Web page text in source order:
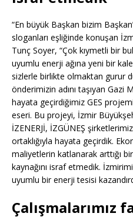
“En büyük Başkan bizim
sloganları eşliğinde konuşan
Tunç Soyer, “Çok kıymetli bir
uyumlu enerji ağına yeni bir kale
sizlerle birlikte olmaktan gurur
önderimizin adını taşıyan Gazi
hayata geçirdiğimiz GES
eseri. Bu projeyi, İzmir
İZENERJİ, İZGÜNEŞ
ortaklığıyla hayata geçirdik.
maliyetlerin katlanarak arttığı
kaynağını israf etmedik.
uyumlu bir enerji tesisi
Çalışmalarımız